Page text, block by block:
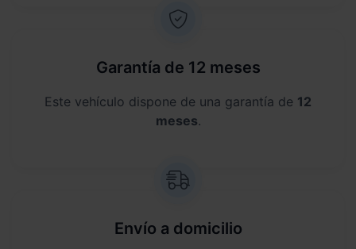
Garantía de 12 meses
Este vehículo dispone de una garantía de 12
meses.
Envío a domicilio